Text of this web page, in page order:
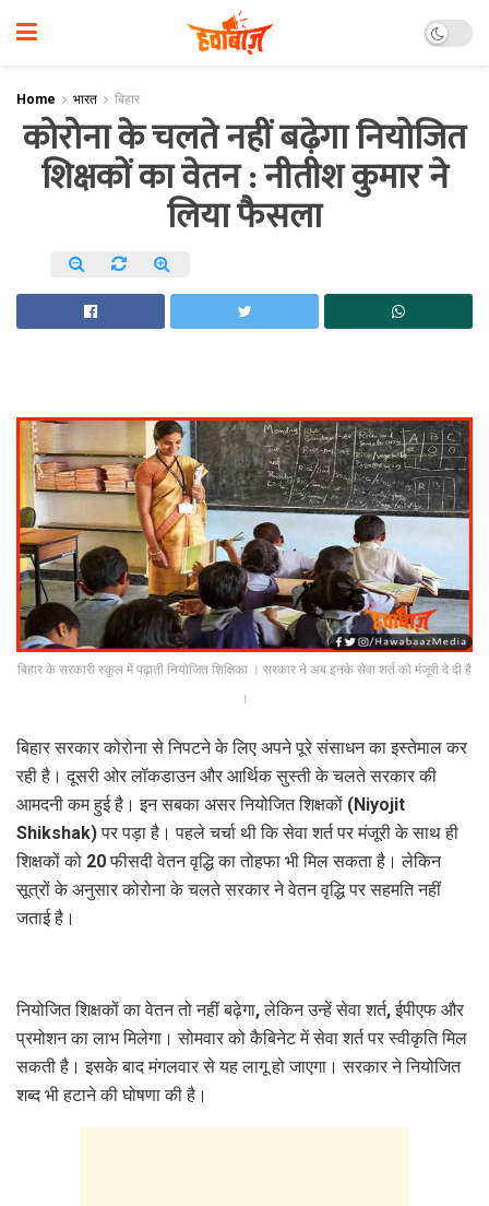
Home भारत बिहार
कोरोना के चलते नहीं बढ़ेगा नियोजित
शिक्षकों का वेतन : नीतीश कुमार ने
लिया फैसला
बिहार के सरकारी स्कूल में पढ़ाती नियोजित शि‍क्षि‍का । सरकार ने अब इनके सेवा शर्त को मंजूरी दे दी है
।
बिहार सरकार कोरोना से निपटने के लिए अपने पूरे संसाधन का इस्तेमाल कर
रही है। दूसरी ओर लॉकडाउन और आर्थिक सुस्ती के चलते सरकार की
आमदनी कम हुई है। इन सबका असर नियोजित शिक्षकों (Niyojit
Shikshak) पर पड़ा है। पहले चर्चा थी कि सेवा शर्त पर मंजूरी के साथ ही
शिक्षकों को 20 फीसदी वेतन वृद्धि का तोहफा भी मिल सकता है। लेकिन
सूत्रों के अनुसार कोरोना के चलते सरकार ने वेतन वृद्धि पर सहमति नहीं
जताई है।
नियोजित शिक्षकों का वेतन तो नहीं बढ़ेगा, लेकिन उन्हें सेवा शर्त, ईपीएफ और
प्रमोशन का लाभ मिलेगा। सोमवार को कैबिनेट में सेवा शर्त पर स्वीकृति मिल
सकती है। इसके बाद मंगलवार से यह लागू हो जाएगा। सरकार ने नियोजित
शब्द भी हटाने की घोषणा की है।